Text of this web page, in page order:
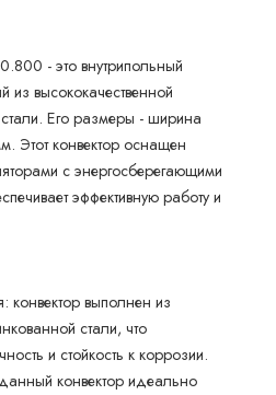
- это внутрипольный
из высококачественной
Его размеры - ширина
Этот конвектор оснащен
с энергосберегающими
эффективную работу и
конвектор выполнен из
стали, что
и стойкость к коррозии.
конвектор идеально